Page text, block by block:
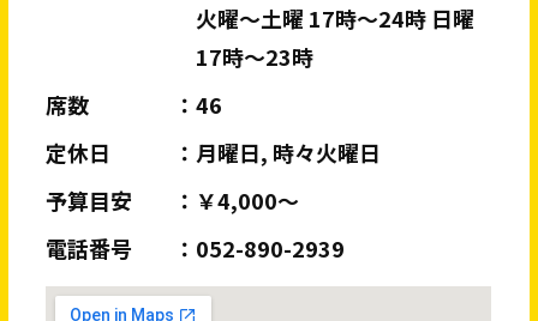
火曜〜土曜 17時〜24時 日曜
17時〜23時
席数
46
定休日
月曜日, 時々火曜日
予算目安
￥4,000～
電話番号
052-890-2939